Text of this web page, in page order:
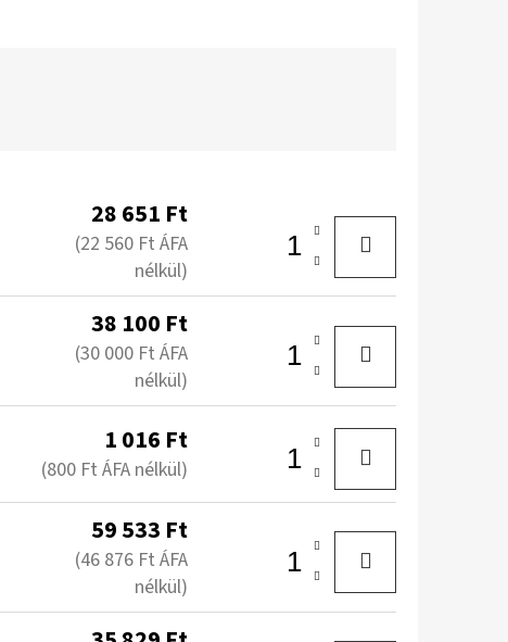
28 651 Ft
(22 560 Ft ÁFA
nélkül)
38 100 Ft
(30 000 Ft ÁFA
nélkül)
1 016 Ft
(800 Ft ÁFA nélkül)
59 533 Ft
(46 876 Ft ÁFA
nélkül)